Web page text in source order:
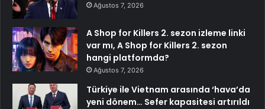
Ağustos 7, 2026
A Shop for Killers 2. sezon izleme linki
var mı, A Shop for Killers 2. sezon
hangi platformda?
Ağustos 7, 2026
Türkiye ile Vietnam arasında ‘hava’da
yeni dönem… Sefer kapasitesi artırıldı